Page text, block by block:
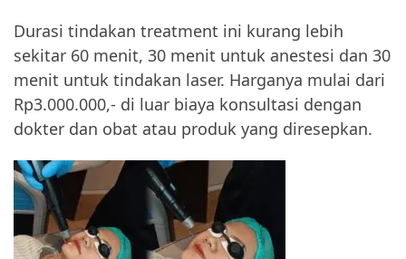
Durasi tindakan treatment ini kurang lebih
sekitar 60 menit, 30 menit untuk anestesi dan 30
menit untuk tindakan laser. Harganya mulai dari
Rp3.000.000,- di luar biaya konsultasi dengan
dokter dan obat atau produk yang diresepkan.